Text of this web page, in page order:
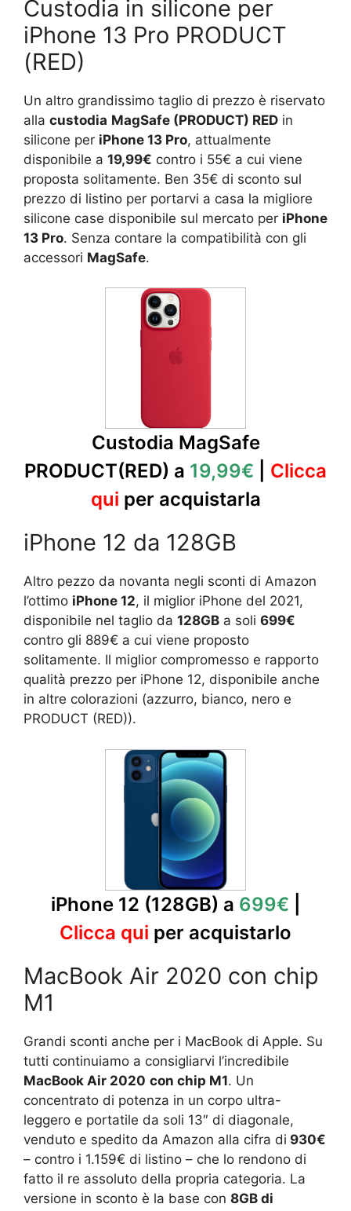
Custodia in silicone per
iPhone 13 Pro PRODUCT
(RED)
Un altro grandissimo taglio di prezzo è riservato
alla custodia MagSafe (PRODUCT) RED in
silicone per iPhone 13 Pro, attualmente
disponibile a 19,99€ contro i 55€ a cui viene
proposta solitamente. Ben 35€ di sconto sul
prezzo di listino per portarvi a casa la migliore
silicone case disponibile sul mercato per iPhone
13 Pro. Senza contare la compatibilità con gli
accessori MagSafe.
Custodia MagSafe
PRODUCT(RED) a 19,99€
Clicca
qui per acquistarla
iPhone 12 da 128GB
Altro pezzo da novanta negli sconti di Amazon
l’ottimo iPhone 12, il miglior iPhone del 2021,
disponibile nel taglio da 128GB a soli 699€
contro gli 889€ a cui viene proposto
solitamente. Il miglior compromesso e rapporto
qualità prezzo per iPhone 12, disponibile anche
in altre colorazioni (azzurro, bianco, nero e
PRODUCT (RED)).
iPhone 12 (128GB) a 699€
Clicca qui per acquistarlo
MacBook Air 2020 con chip
M1
Grandi sconti anche per i MacBook di Apple. Su
tutti continuiamo a consigliarvi l’incredibile
MacBook Air 2020 con chip M1. Un
concentrato di potenza in un corpo ultra-
leggero e portatile da soli 13″ di diagonale,
venduto e spedito da Amazon alla cifra di 930€
– contro i 1.159€ di listino – che lo rendono di
fatto il re assoluto della propria categoria. La
versione in sconto è la base con 8GB di